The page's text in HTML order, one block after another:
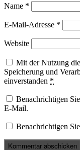
Name *
E-Mail-Adresse *
Website
Mit der Nutzung
Speicherung und
einverstanden *
Benachrichtigen
E-Mail.
Benachrichtigen